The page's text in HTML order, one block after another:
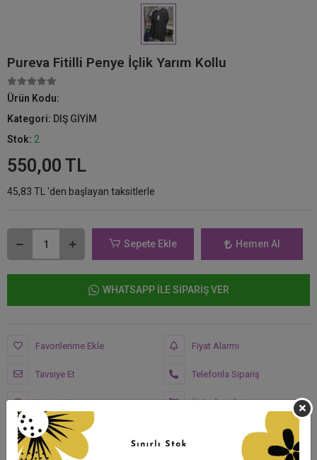
Pureva Fitilli Penye İçlik Yarım Kollu
Ürün Kodu:
Kategori: DIŞ GİYİM
Stok: 2
550,00 TL
45,83 TL 'den başlayan taksitlerle
Sepete Ekle Hemen Al
WHATSAPP İLE SİPARİŞ VER
Favorilerime Ekle
Tavsiye Et
Yorum Yaz
Karşılaştır
Fiyat Alarmı
Telefonla Sipariş
Ürün Önerileri